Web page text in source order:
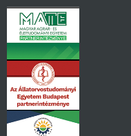
Skip
content